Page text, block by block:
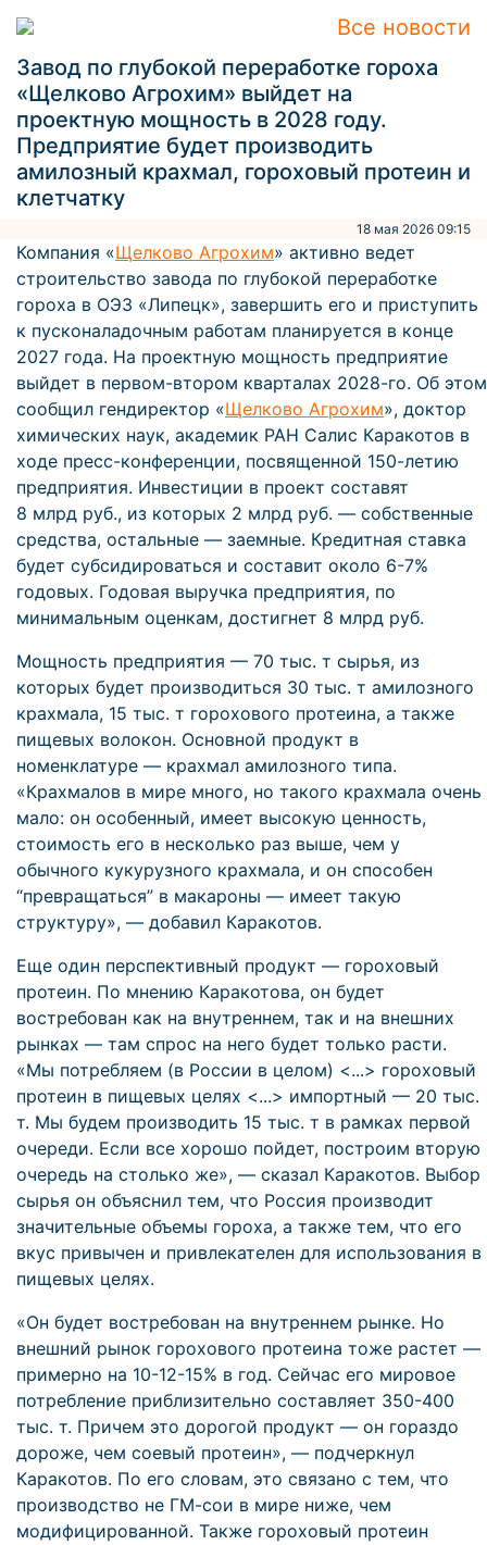
Все новости
Завод по глубокой переработке гороха
«Щелково Агрохим» выйдет на
проектную мощность в 2028 году.
Предприятие будет производить
амилозный крахмал, гороховый протеин и
клетчатку
18 мая 2026 09:15
Компания «Щелково Агрохим» активно ведет
строительство завода по глубокой переработке
гороха в ОЭЗ «Липецк», завершить его и приступить
к пусконаладочным работам планируется в конце
2027 года. На проектную мощность предприятие
выйдет в первом-втором кварталах 2028-го. Об этом
сообщил гендиректор «Щелково Агрохим», доктор
химических наук, академик РАН Салис Каракотов в
ходе пресс-конференции, посвященной 150-летию
предприятия. Инвестиции в проект составят
8 млрд руб., из которых 2 млрд руб. — собственные
средства, остальные — заемные. Кредитная ставка
будет субсидироваться и составит около 6-7%
годовых. Годовая выручка предприятия, по
минимальным оценкам, достигнет 8 млрд руб.
Мощность предприятия — 70 тыс. т сырья, из
которых будет производиться 30 тыс. т амилозного
крахмала, 15 тыс. т горохового протеина, а также
пищевых волокон. Основной продукт в
номенклатуре — крахмал амилозного типа.
«Крахмалов в мире много, но такого крахмала очень
мало: он особенный, имеет высокую ценность,
стоимость его в несколько раз выше, чем у
обычного кукурузного крахмала, и он способен
“превращаться” в макароны — имеет такую
структуру», — добавил Каракотов.
Еще один перспективный продукт — гороховый
протеин. По мнению Каракотова, он будет
востребован как на внутреннем, так и на внешних
рынках — там спрос на него будет только расти.
«Мы потребляем (в России в целом) <...> гороховый
протеин в пищевых целях <...> импортный — 20 тыс.
т. Мы будем производить 15 тыс. т в рамках первой
очереди. Если все хорошо пойдет, построим вторую
очередь на столько же», — сказал Каракотов. Выбор
сырья он объяснил тем, что Россия производит
значительные объемы гороха, а также тем, что его
вкус привычен и привлекателен для использования в
пищевых целях.
«Он будет востребован на внутреннем рынке. Но
внешний рынок горохового протеина тоже растет —
примерно на 10-12-15% в год. Сейчас его мировое
потребление приблизительно составляет 350-400
тыс. т. Причем это дорогой продукт — он гораздо
дороже, чем соевый протеин», — подчеркнул
Каракотов. По его словам, это связано с тем, что
производство не ГМ-сои в мире ниже, чем
модифицированной. Также гороховый протеин